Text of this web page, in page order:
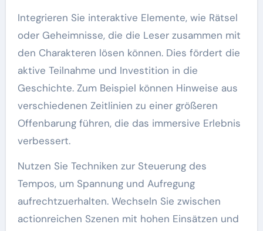
Integrieren Sie interaktive Elemente, wie Rätsel
oder Geheimnisse, die die Leser zusammen mit
den Charakteren lösen können. Dies fördert die
aktive Teilnahme und Investition in die
Geschichte. Zum Beispiel können Hinweise aus
verschiedenen Zeitlinien zu einer größeren
Offenbarung führen, die das immersive Erlebnis
verbessert.
Nutzen Sie Techniken zur Steuerung des
Tempos, um Spannung und Aufregung
aufrechtzuerhalten. Wechseln Sie zwischen
actionreichen Szenen mit hohen Einsätzen und